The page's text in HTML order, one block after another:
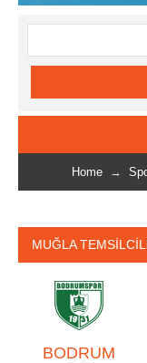
Home →
MUĞLA
BODRUM